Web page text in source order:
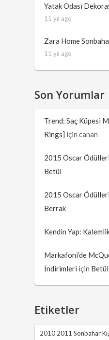
Yatak Odası
11 yıl ago
Zara Home
11 yıl ago
Son Yorumlar
Trend: Saç Küpesi
Rings] içincanan
2015 Oscar Ödülleri
Betül
2015 Oscar Ödülleri
Berrak
Kendin Yap:
Markafoni’de
İndirimleri için Betül
Etiketler
2010 2011 Sonbahar